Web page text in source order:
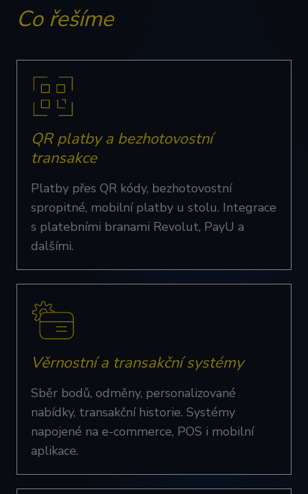
Co řešíme
QR platby a bezhotovostní
transakce
Platby přes QR kódy, bezhotovostní
spropitné, mobilní platby u stolu. Integrace
s platebními branami Revolut, PayU a
dalšími.
Věrnostní a transakční systémy
Sběr bodů, odměny, personalizované
nabídky, transakční historie. Systémy
napojené na e-commerce, POS i mobilní
aplikace.